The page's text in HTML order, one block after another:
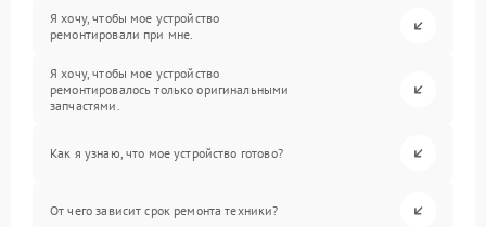
Я хочу, чтобы мое устройство
ремонтировали при мне.
Я хочу, чтобы мое устройство
ремонтировалось только оригинальными
запчастями.
Как я узнаю, что мое устройство готово?
От чего зависит срок ремонта техники?